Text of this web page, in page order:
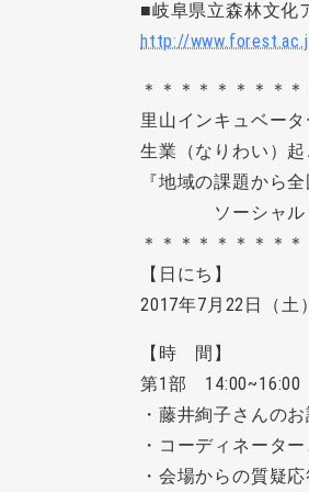
■岐阜県立森林文化
http://
＊＊＊＊＊＊＊＊
里山インキュベー
生業（なりわい）
『地域の課題から
ソーシャルビ
＊＊＊＊＊＊＊＊
【日にち】
2017年7月22日（土）
【時 間】
第1部 14:00~16:00
・藤井絢子さんのお
・コーディネータ
・会場からの質疑